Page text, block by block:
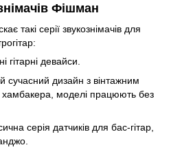
Фішман
такі серії звукознімачів для
гітарні девайси.
сучасний дизайн з вінтажним
хамбакера, моделі працюють без
серія датчиків для бас-гітар,